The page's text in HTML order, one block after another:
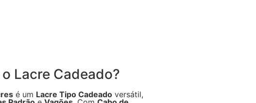
Lacre Cadeado?
é um Lacre Tipo Cadeado versátil,